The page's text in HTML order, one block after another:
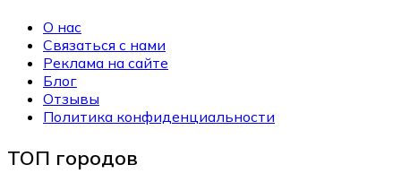
О нас
Связаться с нами
Реклама на сайте
Блог
Отзывы
Политика конфиденциальности
ТОП городов